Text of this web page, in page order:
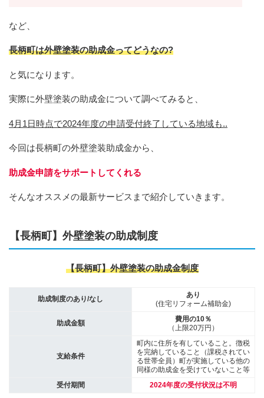
など、
長柄町は外壁塗装の助成金ってどうなの?
と気になります。
実際に外壁塗装の助成金について調べてみると、
4月1日時点で2024年度の申請受付終了している地域も..
今回は長柄町の外壁塗装助成金から、
助成金申請をサポートしてくれる
そんなオススメの最新サービスまで紹介していきます。
【長柄町】外壁塗装の助成制度
【長柄町】外壁塗装の助成金制度
助成制度のあり/なし
あり
(住宅リフォーム補助金)
助成金額
費用の10％
（上限20万円）
支給条件
町内に住所を有していること。徴税
を完納していること（課税されてい
る世帯全員）町が実施している他の
同様の助成金を受けていないこと等
受付期間
2024年度の受付状況は不明